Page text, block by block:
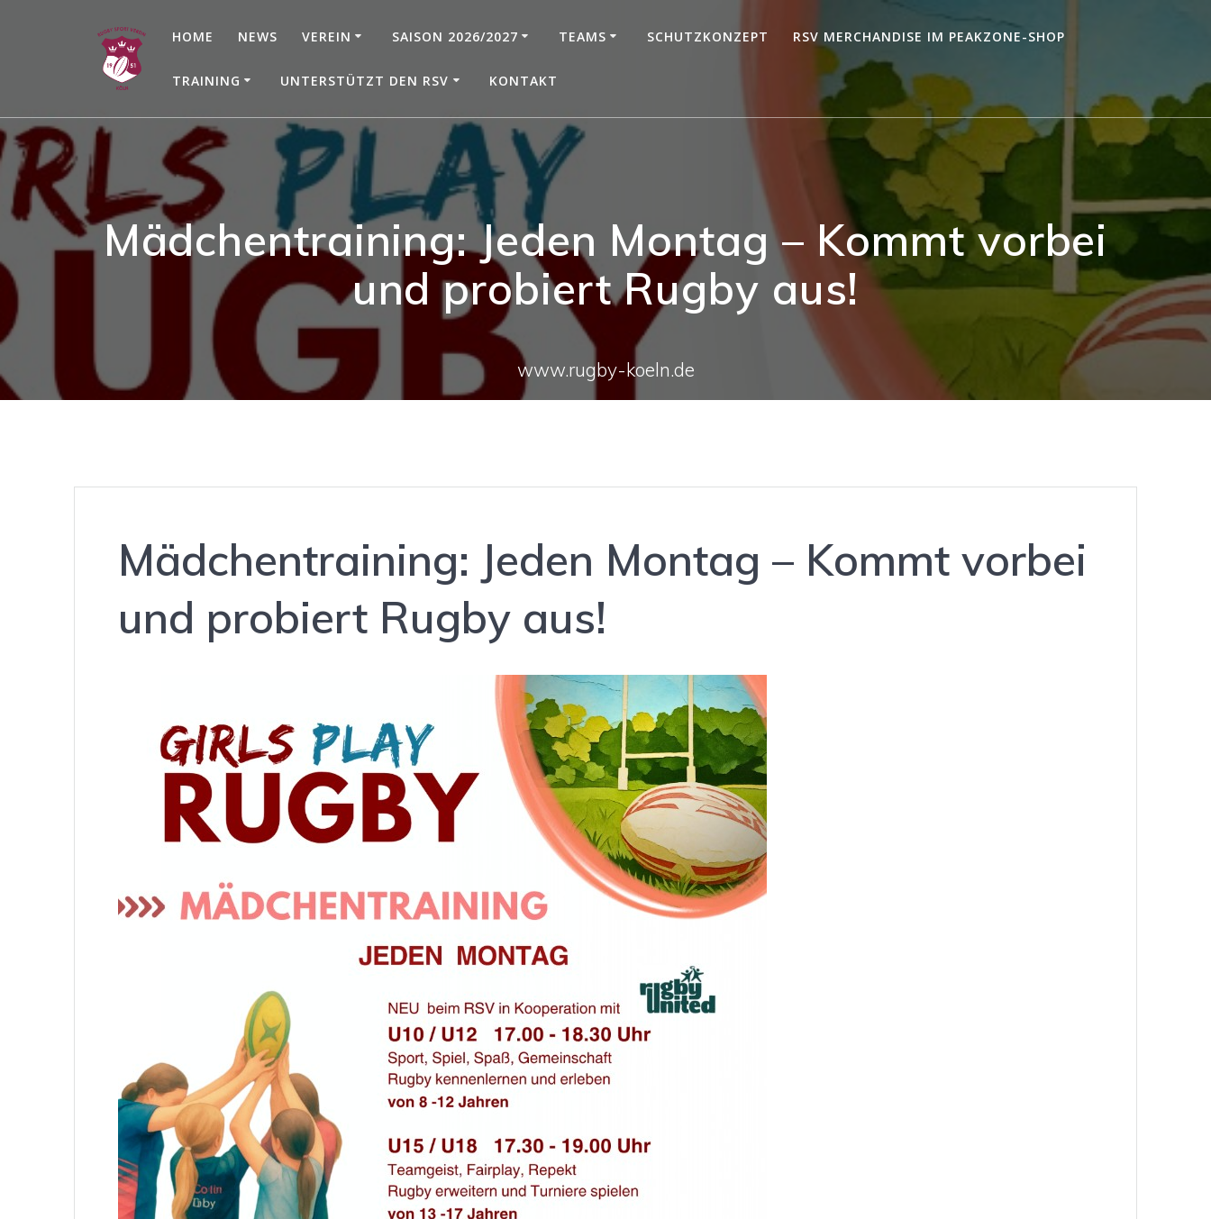
HOME NEWS VEREIN SAISON 2026/2027 TEAMS SCHUTZKONZEPT RSV MERCHANDISE IM PEAKZONE-SHOP
TRAINING UNTERSTÜTZT DEN RSV KONTAKT
Mädchentraining: Jeden Montag – Kommt vorbei
und probiert Rugby aus!
www.rugby-koeln.de
Mädchentraining: Jeden Montag – Kommt vorbei
und probiert Rugby aus!